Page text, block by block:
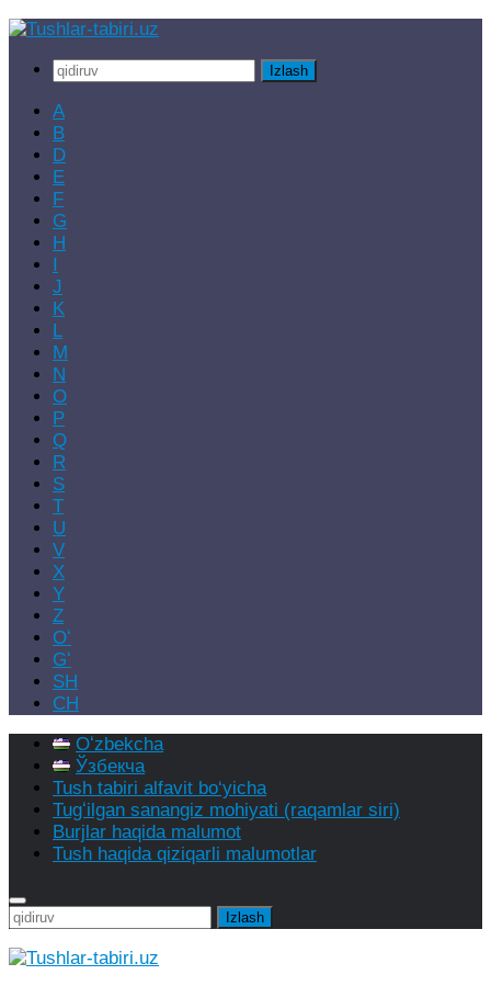
Skip
contentQidirshish:
A
B
D
E
F
G
H
I
J
K
L
M
N
O
P
Q
R
S
T
U
V
X
Y
Z
Oʻ
Gʻ
SH
CH
Oʻzbekcha
Ўзбекча
Tush tabiri alfavit bo‘yicha
Tugʻilgan sanangiz mohiyati (raqamlar siri)
Burjlar haqida malumot
Tush haqida qiziqarli malumotlar
Qidirshish: